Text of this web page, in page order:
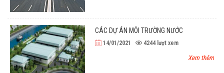
CÁC DỰ ÁN MÔI TRƯỜNG NƯỚC
14/01/2021 4244 lượt xem
Xem thêm